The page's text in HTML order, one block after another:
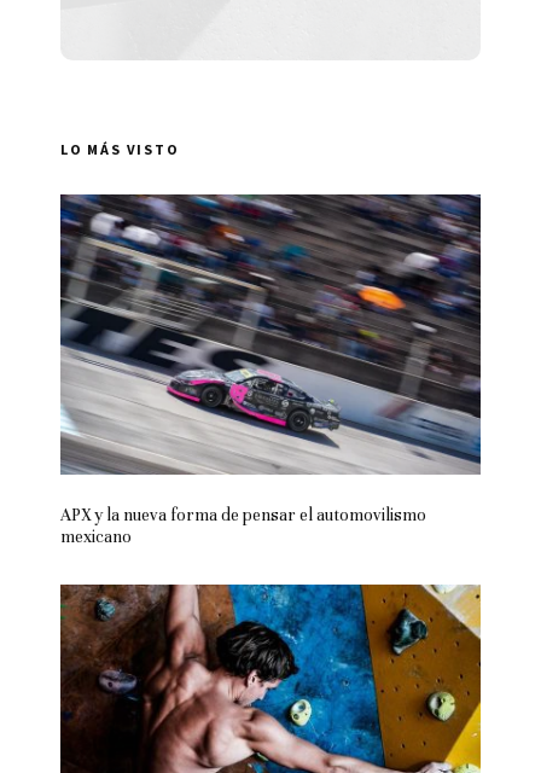
LO MÁS VISTO
APX y la nueva forma de pensar el automovilismo
mexicano